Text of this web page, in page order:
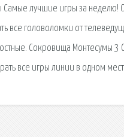
лучшие игры за неделю!
все головоломки от
Сокровища Монтесумы
все игры линии в одном